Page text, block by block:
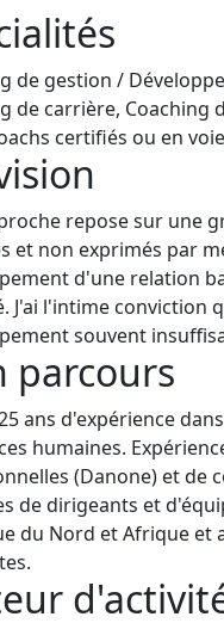
de gestion /
de carrière,
certifiés ou en
repose sur une
et non exprimés par
d'une relation
J'ai l'intime conviction
souvent
parcours
ans d'expérience
humaines.
(Danone) et de
de dirigeants et
du Nord et Afrique et